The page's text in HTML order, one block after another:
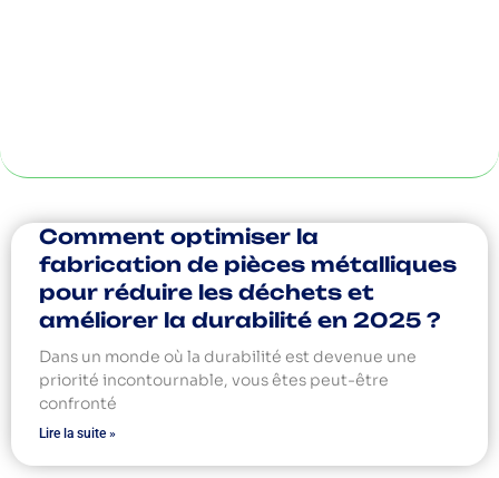
Comment optimiser la
fabrication de pièces métalliques
pour réduire les déchets et
améliorer la durabilité en 2025 ?
Dans un monde où la durabilité est devenue une
priorité incontournable, vous êtes peut-être
confronté
Lire la suite »